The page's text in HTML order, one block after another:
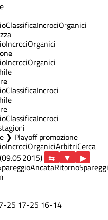
ClassificaIncrociOrganici
IncrociOrganici
IncrociOrganici
ClassificaIncroci
ClassificaIncroci
❯ Playoff promozione
IncrociOrganiciArbitriCerca
▶
AndataRitorno
-25 17-25 16-14